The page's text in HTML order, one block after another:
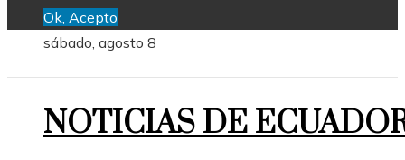
Ok, Acepto
sábado, agosto 8
NOTICIAS DE